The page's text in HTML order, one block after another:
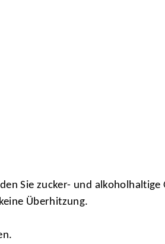
Sie zucker- und alkoholhaltige
Überhitzung.